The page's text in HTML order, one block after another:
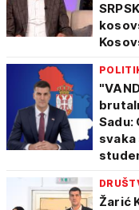
Sadu:
Žarić